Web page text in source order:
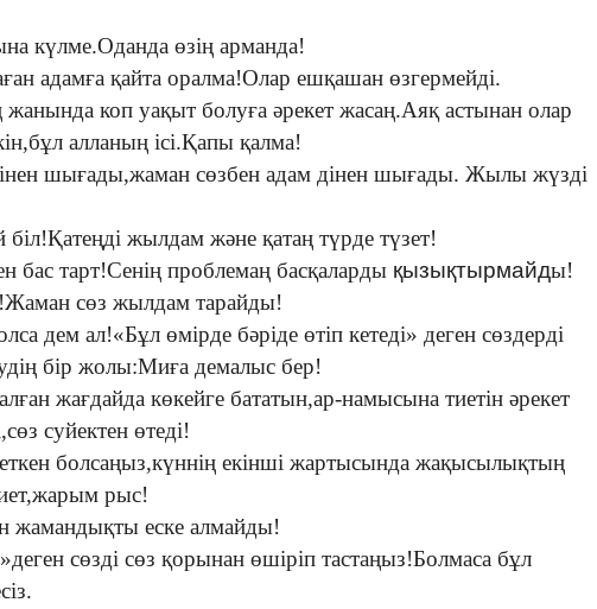
күлме.Оданда өзің арманда!
адамға қайта оралма!Олар ешқашан өзгермейді.
коп уақыт болуға әрекет жасаң.Аяқ астынан олар
алланың ісі.Қапы қалма!
шығады,жаман сөзбен адам дінен шығады. Жылы жүзді
жылдам және қатаң түрде түзет!
бас тарт!Сенің проблемаң басқаларды қызықтырмайды!
сөз жылдам тарайды!
дем ал!«Бұл өмірде бәріде өтіп кетеді» деген сөздерді
бір жолы:Миға демалыс бер!
жағдайда көкейге бататын,ар-намысына тиетін әрекет
суйектен өтеді!
болсаңыз,күннің екінші жартысында жақысылықтың
рыс!
жамандықты еске алмайды!
сөзді сөз қорынан өшіріп тастаңыз!Болмаса бұл